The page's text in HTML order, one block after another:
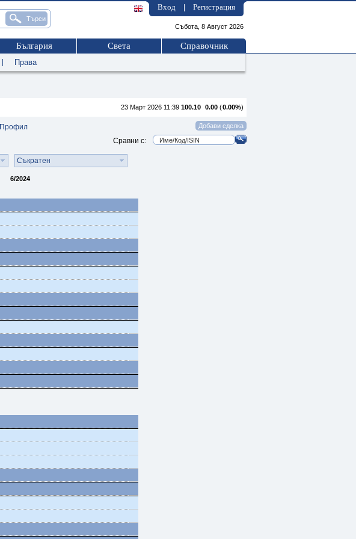
Вход Регистрация
Събота, 8 Август 2026
България Света Справочник
Права
23 Март 2026 11:39 100.10 0.00 (0.00%)
Профил
Сравни с:
Съкратен
6/2024